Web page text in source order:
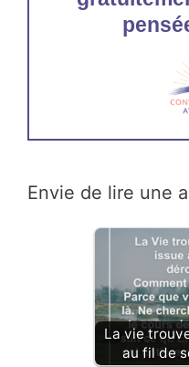
Envie de lire une
La vie
au fil de